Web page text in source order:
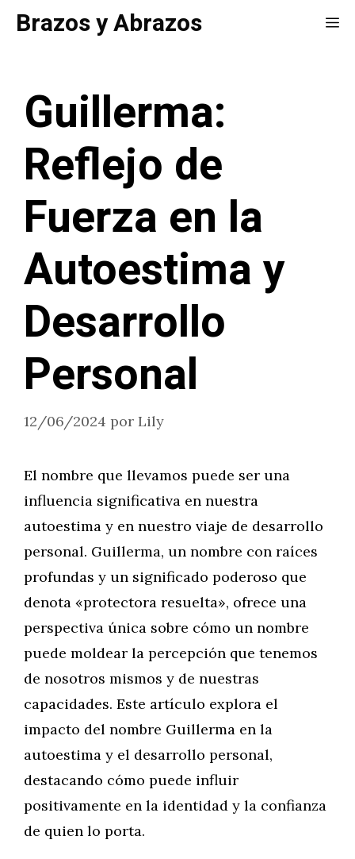
SaltarBrazos y Abrazos
Guillerma:
Reflejo de
Fuerza en la
Autoestima y
Desarrollo
Personal
12/06/2024 por Lily
El nombre que llevamos puede ser una
influencia significativa en nuestra
autoestima y en nuestro viaje de desarrollo
personal. Guillerma, un nombre con raíces
profundas y un significado poderoso que
denota «protectora resuelta», ofrece una
perspectiva única sobre cómo un nombre
puede moldear la percepción que tenemos
de nosotros mismos y de nuestras
capacidades. Este artículo explora el
impacto del nombre Guillerma en la
autoestima y el desarrollo personal,
destacando cómo puede influir
positivamente en la identidad y la confianza
de quien lo porta.